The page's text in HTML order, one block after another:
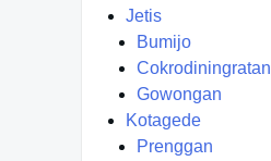
Jetis
Bumijo
Cokrodiningratan
Gowongan
Kotagede
Prenggan